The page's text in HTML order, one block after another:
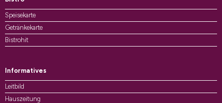
Speisekarte
Getränkekarte
Bistrohit
Informatives
Leitbild
Hauszeitung